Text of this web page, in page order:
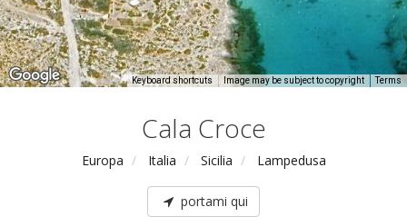
Keyboard shortcuts Image may be subject to copyright Terms
Cala Croce
Europa Italia Sicilia Lampedusa
portami qui